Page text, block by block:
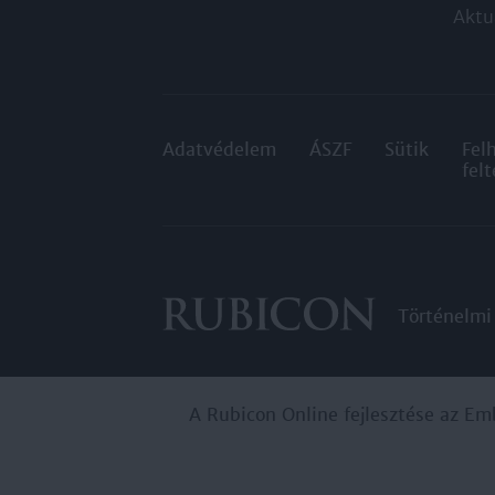
Adatvédelem ÁSZF Sütik
A Rubicon Online fejlesztése az